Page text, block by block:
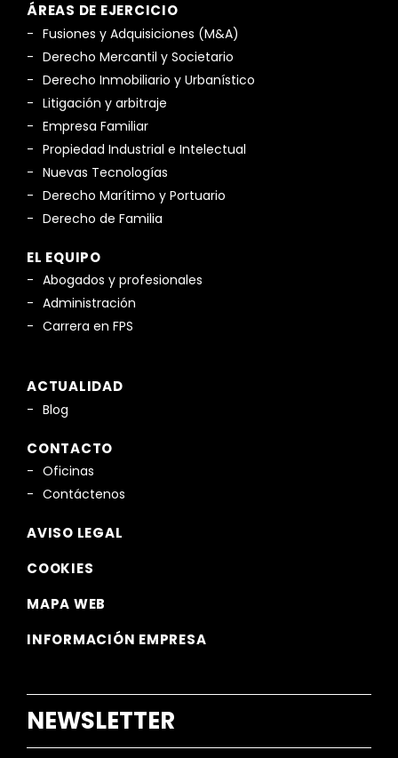
ÁREAS DE EJERCICIO
Fusiones y Adquisiciones (M&A)
Derecho Mercantil y Societario
Derecho Inmobiliario y Urbanístico
Litigación y arbitraje
Empresa Familiar
Propiedad Industrial e Intelectual
Nuevas Tecnologías
Derecho Marítimo y Portuario
Derecho de Familia
EL EQUIPO
Abogados y profesionales
Administración
Carrera en FPS
ACTUALIDAD
Blog
CONTACTO
Oficinas
Contáctenos
AVISO LEGAL
COOKIES
MAPA WEB
INFORMACIÓN EMPRESA
NEWSLETTER